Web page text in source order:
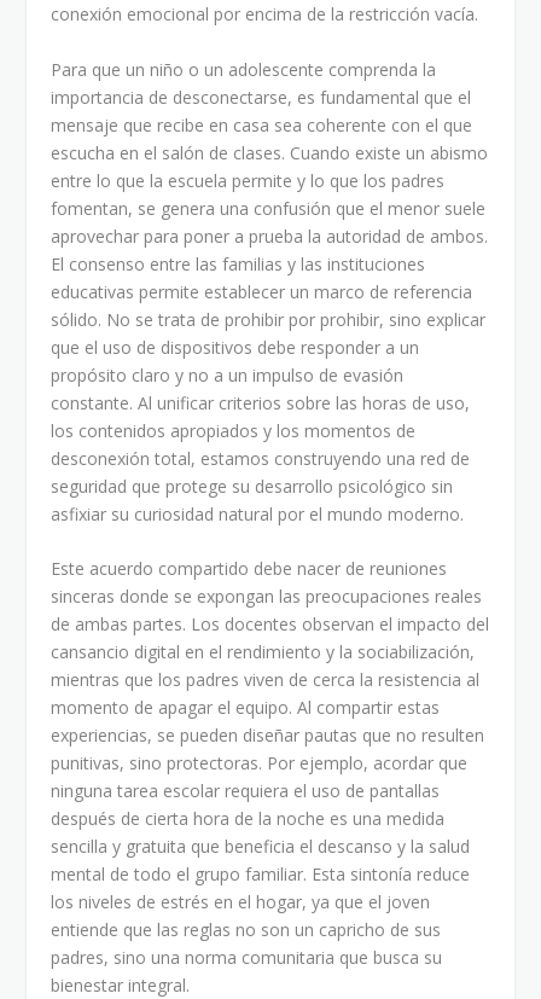
conexión emocional por encima de la restricción vacía.
Para que un niño o un adolescente comprenda la
importancia de desconectarse, es fundamental que el
mensaje que recibe en casa sea coherente con el que
escucha en el salón de clases. Cuando existe un abismo
entre lo que la escuela permite y lo que los padres
fomentan, se genera una confusión que el menor suele
aprovechar para poner a prueba la autoridad de ambos.
El consenso entre las familias y las instituciones
educativas permite establecer un marco de referencia
sólido. No se trata de prohibir por prohibir, sino explicar
que el uso de dispositivos debe responder a un
propósito claro y no a un impulso de evasión
constante. Al unificar criterios sobre las horas de uso,
los contenidos apropiados y los momentos de
desconexión total, estamos construyendo una red de
seguridad que protege su desarrollo psicológico sin
asfixiar su curiosidad natural por el mundo moderno.
Este acuerdo compartido debe nacer de reuniones
sinceras donde se expongan las preocupaciones reales
de ambas partes. Los docentes observan el impacto del
cansancio digital en el rendimiento y la sociabilización,
mientras que los padres viven de cerca la resistencia al
momento de apagar el equipo. Al compartir estas
experiencias, se pueden diseñar pautas que no resulten
punitivas, sino protectoras. Por ejemplo, acordar que
ninguna tarea escolar requiera el uso de pantallas
después de cierta hora de la noche es una medida
sencilla y gratuita que beneficia el descanso y la salud
mental de todo el grupo familiar. Esta sintonía reduce
los niveles de estrés en el hogar, ya que el joven
entiende que las reglas no son un capricho de sus
padres, sino una norma comunitaria que busca su
bienestar integral.